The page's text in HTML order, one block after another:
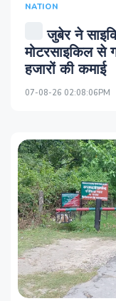
NATION
जुबेर ने
मोटरसाइकिल से
हजारों की कमाई
07-08-26 02:08:06PM